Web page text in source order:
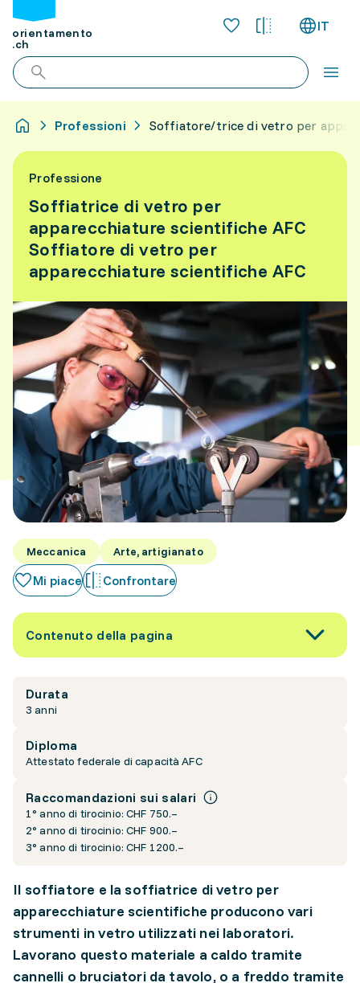
orientamento
.ch
IT
Professioni Soffiatore/trice di vetro per
Professione
Soffiatrice di vetro per
apparecchiature scientifiche AFC
Soffiatore di vetro per
apparecchiature scientifiche AFC
Meccanica Arte, artigianato
Mi piace Confrontare
Contenuto della pagina
Durata
3 anni
Diploma
Attestato federale di capacità AFC
Raccomandazioni sui salari
1° anno di tirocinio: CHF 750.–
2° anno di tirocinio: CHF 900.–
3° anno di tirocinio: CHF 1200.–
Il soffiatore e la soffiatrice di vetro per
apparecchiature scientifiche producono vari
strumenti in vetro utilizzati nei laboratori.
Lavorano questo materiale a caldo tramite
cannelli o bruciatori da tavolo, o a freddo tramite